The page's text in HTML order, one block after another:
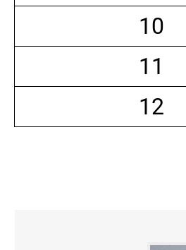
10
11
12